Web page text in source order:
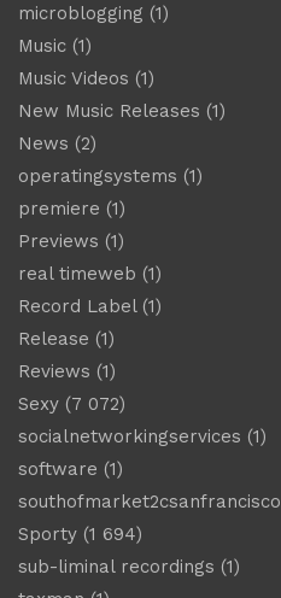
microblogging (1)
Music (1)
Music Videos (1)
New Music Releases (1)
News (2)
operatingsystems (1)
premiere (1)
Previews (1)
real timeweb (1)
Record Label(1)
Release (1)
Reviews (1)
Sexy (7 072)
socialnetworkingservices (1)
software (1)
southofmarket2csanfrancisco
Sporty (1 694)
sub-liminal recordings (1)